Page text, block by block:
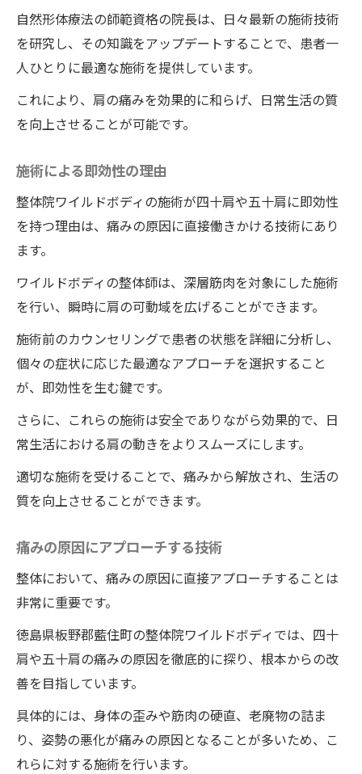
自然形体療法の師範資格の院長は、日々最新の施術技術
を研究し、その知識をアップデートすることで、患者一
人ひとりに最適な施術を提供しています。
これにより、肩の痛みを効果的に和らげ、日常生活の質
を向上させることが可能です。
施術による即効性の理由
整体院ワイルドボディの施術が四十肩や五十肩に即効性
を持つ理由は、痛みの原因に直接働きかける技術にあり
ます。
ワイルドボディの整体師は、深層筋肉を対象にした施術
を行い、瞬時に肩の可動域を広げることができます。
施術前のカウンセリングで患者の状態を詳細に分析し、
個々の症状に応じた最適なアプローチを選択すること
が、即効性を生む鍵です。
さらに、これらの施術は安全でありながら効果的で、日
常生活における肩の動きをよりスムーズにします。
適切な施術を受けることで、痛みから解放され、生活の
質を向上させることができます。
痛みの原因にアプローチする技術
整体において、痛みの原因に直接アプローチすることは
非常に重要です。
徳島県板野郡藍住町の整体院ワイルドボディでは、四十
肩や五十肩の痛みの原因を徹底的に探り、根本からの改
善を目指しています。
具体的には、身体の歪みや筋肉の硬直、老廃物の詰ま
り、姿勢の悪化が痛みの原因となることが多いため、こ
れらに対する施術を行います。